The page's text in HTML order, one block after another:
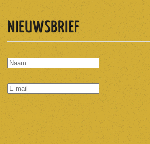
NIEUWSBRIEF